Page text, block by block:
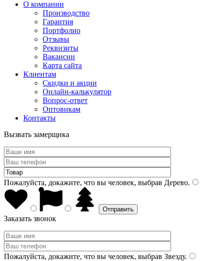
О компании
Производство
Гарантия
Портфолио
Отзывы
Реквизиты
Вакансии
Карта сайта
Клиентам
Скидки и акции
Онлайн-калькулятор
Вопрос-ответ
Оптовикам
Контакты
Вызвать замерщика
Пожалуйста, докажите, что вы человек, выбрав Дерево.
Заказать звонок
Пожалуйста, докажите, что вы человек, выбрав Звезду.